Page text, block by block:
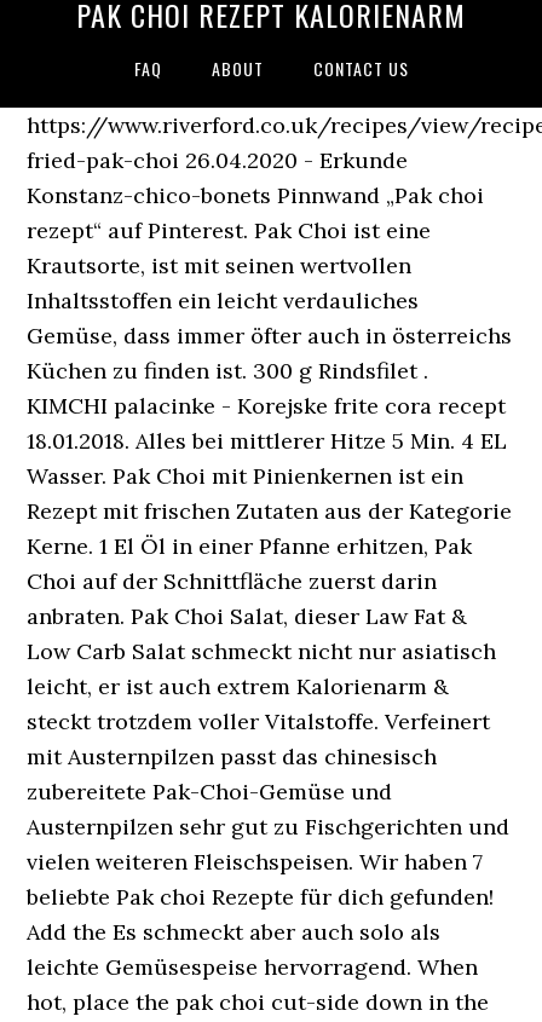
PAK CHOI REZEPT KALORIENARM
FAQ ABOUT CONTACT US
https://www.riverford.co.uk/recipes/view/
fried-pak-choi 26.04.2020 - Erkunde
Konstanz-chico-bonets Pinnwand „Pak choi
rezept“ auf Pinterest. Pak Choi ist eine
Krautsorte, ist mit seinen wertvollen
Inhaltsstoffen ein leicht verdauliches
Gemüse, dass immer öfter auch in österreichs
Küchen zu finden ist. 300 g Rindsfilet .
KIMCHI palacinke - Korejske frite cora recept
18.01.2018. Alles bei mittlerer Hitze 5 Min. 4 EL
Wasser. Pak Choi mit Pinienkernen ist ein
Rezept mit frischen Zutaten aus der Kategorie
Kerne. 1 El Öl in einer Pfanne erhitzen, Pak
Choi auf der Schnittfläche zuerst darin
anbraten. Pak Choi Salat, dieser Law Fat &
Low Carb Salat schmeckt nicht nur asiatisch
leicht, er ist auch extrem Kalorienarm &
steckt trotzdem voller Vitalstoffe. Verfeinert
mit Austernpilzen passt das chinesisch
zubereitete Pak-Choi-Gemüse und
Austernpilzen sehr gut zu Fischgerichten und
vielen weiteren Fleischspeisen. Wir haben 7
beliebte Pak choi Rezepte für dich gefunden!
Add the Es schmeckt aber auch solo als
leichte Gemüsespeise hervorragend. When
hot, place the pak choi cut-side down in the